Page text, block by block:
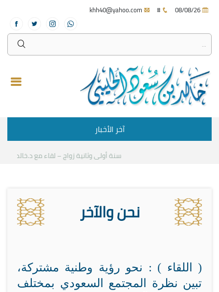
#
آخر الأخبار
سنة أولى وثانية زواج – لقاء مع د.خالد الحليبي
نحن والآخر
( اللقاء ) : نحو رؤية وطنية مشتركة،
تبين نظرة المجتمع السعودي بمختلف